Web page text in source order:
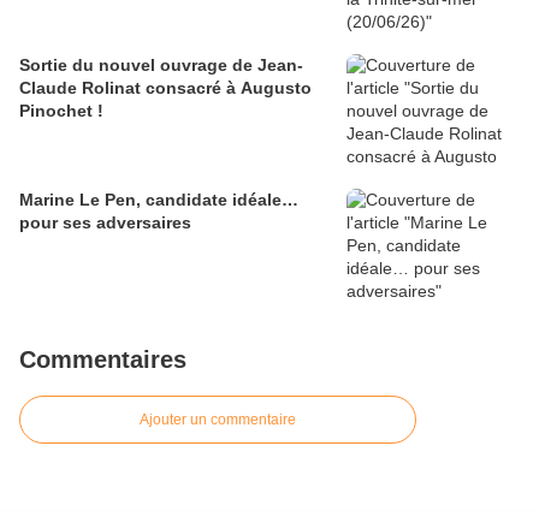
Sortie du nouvel ouvrage de Jean-
Claude Rolinat consacré à Augusto
Pinochet !
Marine Le Pen, candidate idéale…
pour ses adversaires
Commentaires
Ajouter un commentaire